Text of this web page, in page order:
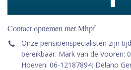
Contact opnemen met Mhpf
Onze pensioenspecialisten zijn
bereikbaar. Mark van de Vooren:
Hoeven: 06-12187894; Delano